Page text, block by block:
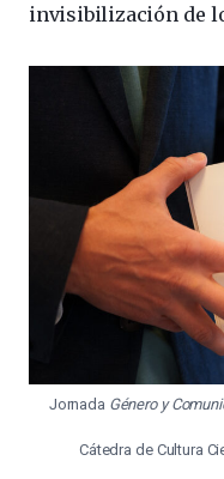
invisibilización de
Jornada Género y
Cátedra de Cultura